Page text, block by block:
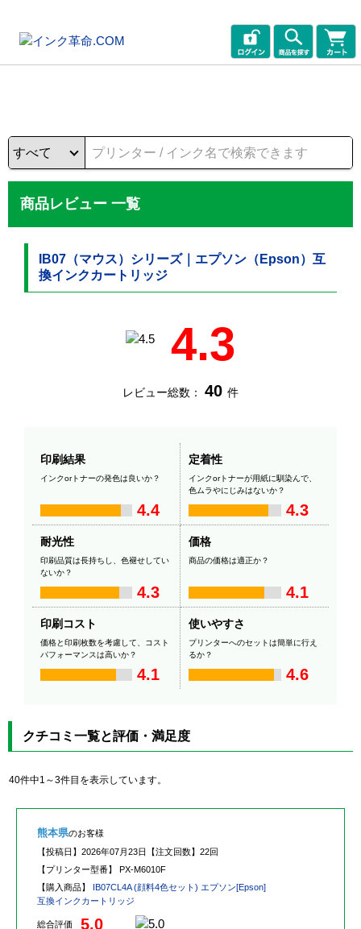
商品レビュー 一覧
IB07（マウス）シリーズ｜エプソン（Epson）互
換インクカートリッジ
4.3
レビュー総数： 40 件
印刷結果
インクorトナーの発色は良いか？
4.4
定着性
インクorトナーが用紙に馴染んで、
色ムラやにじみはないか？
4.3
耐光性
印刷品質は長持ちし、色褪せしてい
ないか？
4.3
価格
商品の価格は適正か？
4.1
印刷コスト
価格と印刷枚数を考慮して、コスト
パフォーマンスは高いか？
4.1
使いやすさ
プリンターへのセットは簡単に行え
るか？
4.6
クチコミ一覧と評価・満足度
40件中1～3件目を表示しています。
熊本県のお客様
【投稿日】 2026年07月23日 【注文回数】 22回
【プリンター型番】 PX-M6010F
【購入商品】 IB07CL4A (顔料4色セット) エプソン[Epson]
互換インクカートリッジ
総合評価 5.0